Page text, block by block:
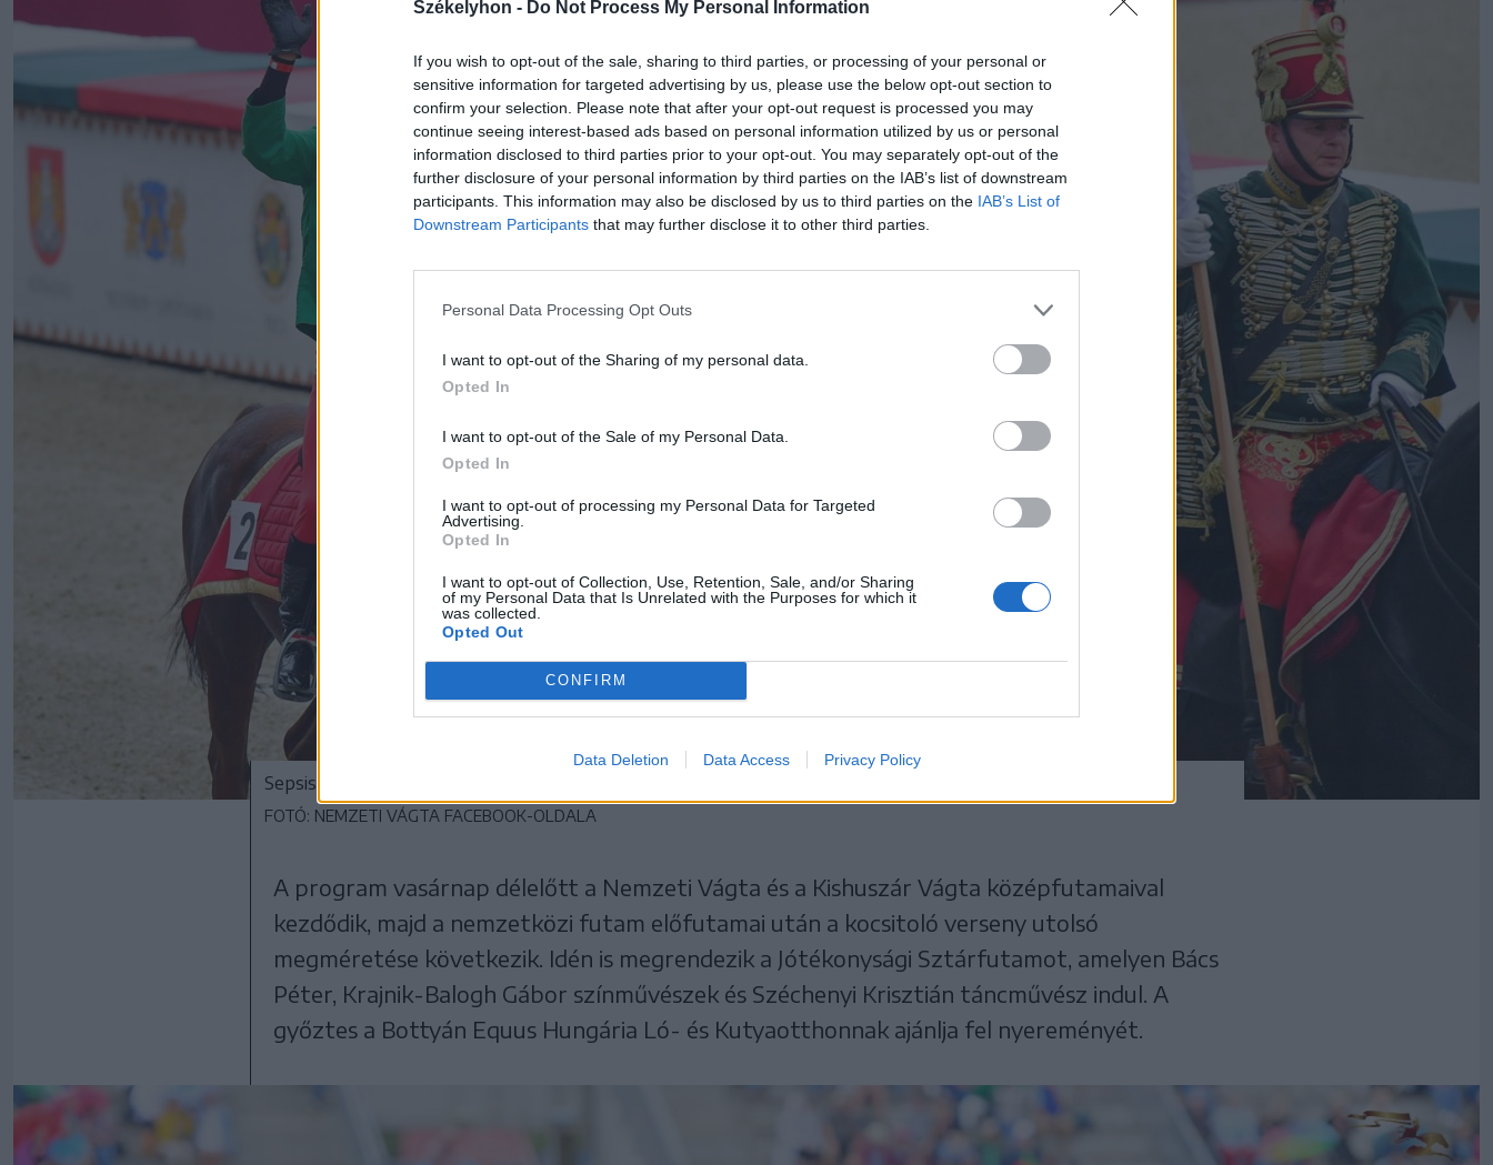
Székelyhon - Do Not Process My Personal Information
If you wish to opt-out of the sale, sharing to third parties, or processing of your personal or
sensitive information for targeted advertising by us, please use the below opt-out section to
confirm your selection. Please note that after your opt-out request is processed you may
continue seeing interest-based ads based on personal information utilized by us or personal
information disclosed to third parties prior to your opt-out. You may separately opt-out of the
further disclosure of your personal information by third parties on the IAB’s list of downstream
participants. This information may also be disclosed by us to third parties on the IAB’s List of
Downstream Participants that may further disclose it to other third parties.
Personal Data Processing Opt Outs
I want to opt-out of the Sharing of my personal data.
Opted In
I want to opt-out of the Sale of my Personal Data.
Opted In
I want to opt-out of processing my Personal Data for Targeted
Advertising.
Opted In
I want to opt-out of Collection, Use, Retention, Sale, and/or Sharing
of my Personal Data that Is Unrelated with the Purposes for which it
was collected.
Opted Out
CONFIRM
Data Deletion Data Access Privacy Policy
Sepsiszentgyörgy lovasa, Tamás Csaba bejutott a vasárnapi döntőbe
FOTÓ: NEMZETI VÁGTA FACEBOOK-OLDALA
A program vasárnap délelőtt a Nemzeti Vágta és a Kishuszár Vágta középfutamaival
kezdődik, majd a nemzetközi futam előfutamai után a kocsitoló verseny utolsó
megméretése következik. Idén is megrendezik a Jótékonysági Sztárfutamot, amelyen Bács
Péter, Krajnik-Balogh Gábor színművészek és Széchenyi Krisztián táncművész indul. A
győztes a Bottyán Equus Hungária Ló- és Kutyaotthonnak ajánlja fel nyereményét.